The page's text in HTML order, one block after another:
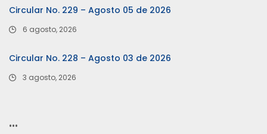
Circular No. 229 – Agosto 05 de 2026
6 agosto, 2026
Circular No. 228 – Agosto 03 de 2026
3 agosto, 2026
…